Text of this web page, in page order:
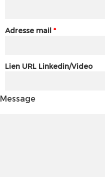
Adresse mail *
Lien URL Linkedin/Video
Message